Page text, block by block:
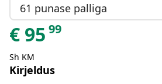
61 punase palliga
€ 95 99
Sh KM
Kirjeldus